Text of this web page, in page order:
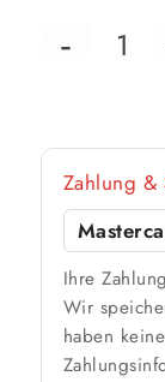
Zahlung &
Ihre
Wir
haben